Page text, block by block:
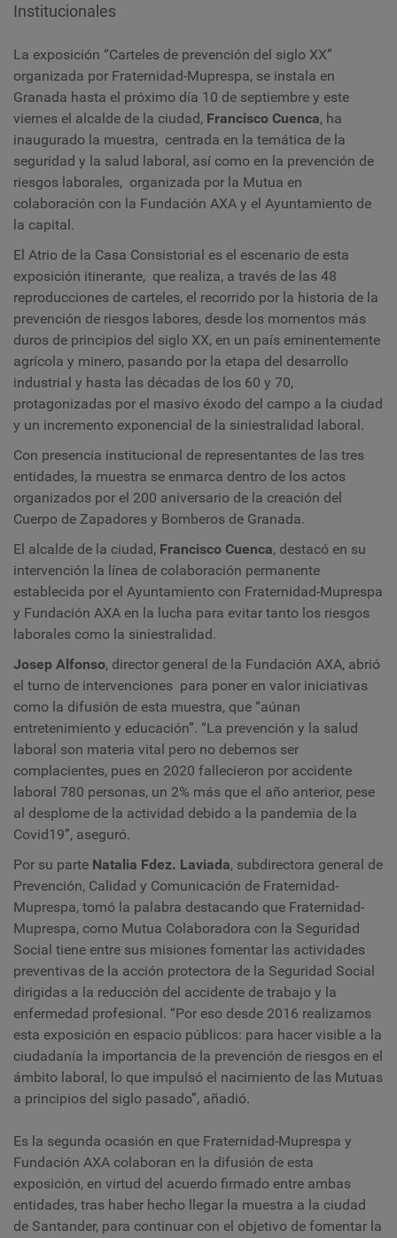
Institucionales
La exposición “Carteles de prevención del siglo XX”
organizada por Fraternidad-Muprespa, se instala en
Granada hasta el próximo día 10 de septiembre y este
viernes el alcalde de la ciudad, Francisco Cuenca, ha
inaugurado la muestra, centrada en la temática de la
seguridad y la salud laboral, así como en la prevención de
riesgos laborales, organizada por la Mutua en
colaboración con la Fundación AXA y el Ayuntamiento de
la capital.
El Atrio de la Casa Consistorial es el escenario de esta
exposición itinerante, que realiza, a través de las 48
reproducciones de carteles, el recorrido por la historia de la
prevención de riesgos labores, desde los momentos más
duros de principios del siglo XX, en un país eminentemente
agrícola y minero, pasando por la etapa del desarrollo
industrial y hasta las décadas de los 60 y 70,
protagonizadas por el masivo éxodo del campo a la ciudad
y un incremento exponencial de la siniestralidad laboral.
Con presencia institucional de representantes de las tres
entidades, la muestra se enmarca dentro de los actos
organizados por el 200 aniversario de la creación del
Cuerpo de Zapadores y Bomberos de Granada.
El alcalde de la ciudad, Francisco Cuenca, destacó en su
intervención la línea de colaboración permanente
establecida por el Ayuntamiento con Fraternidad-Muprespa
y Fundación AXA en la lucha para evitar tanto los riesgos
laborales como la siniestralidad.
Josep Alfonso, director general de la Fundación AXA, abrió
el turno de intervenciones para poner en valor iniciativas
como la difusión de esta muestra, que “aúnan
entretenimiento y educación”. “La prevención y la salud
laboral son materia vital pero no debemos ser
complacientes, pues en 2020 fallecieron por accidente
laboral 780 personas, un 2% más que el año anterior, pese
al desplome de la actividad debido a la pandemia de la
Covid19”, aseguró.
Por su parte Natalia Fdez. Laviada, subdirectora general de
Prevención, Calidad y Comunicación de Fraternidad-
Muprespa, tomó la palabra destacando que Fraternidad-
Muprespa, como Mutua Colaboradora con la Seguridad
Social tiene entre sus misiones fomentar las actividades
preventivas de la acción protectora de la Seguridad Social
dirigidas a la reducción del accidente de trabajo y la
enfermedad profesional. “Por eso desde 2016 realizamos
esta exposición en espacio públicos: para hacer visible a la
ciudadanía la importancia de la prevención de riesgos en el
ámbito laboral, lo que impulsó el nacimiento de las Mutuas
a principios del siglo pasado”, añadió.
Es la segunda ocasión en que Fraternidad-Muprespa y
Fundación AXA colaboran en la difusión de esta
exposición, en virtud del acuerdo firmado entre ambas
entidades, tras haber hecho llegar la muestra a la ciudad
de Santander, para continuar con el objetivo de fomentar la